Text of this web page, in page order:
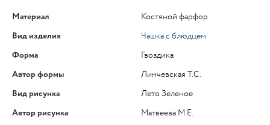
Материал
Костяной фарфор
Вид изделия
Чашка с блюдцем
Форма
Гвоздика
Автор формы
Линчевская Т.С.
Вид рисунка
Лето Зеленое
Автор рисунка
Матвеева М.Е.